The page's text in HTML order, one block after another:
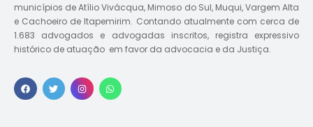
municípios de Atílio Vivácqua, Mimoso do Sul, Muqui, Vargem Alta
e Cachoeiro de Itapemirim. Contando atualmente com cerca de
1.683 advogados e advogadas inscritos, registra expressivo
histórico de atuação em favor da advocacia e da Justiça.